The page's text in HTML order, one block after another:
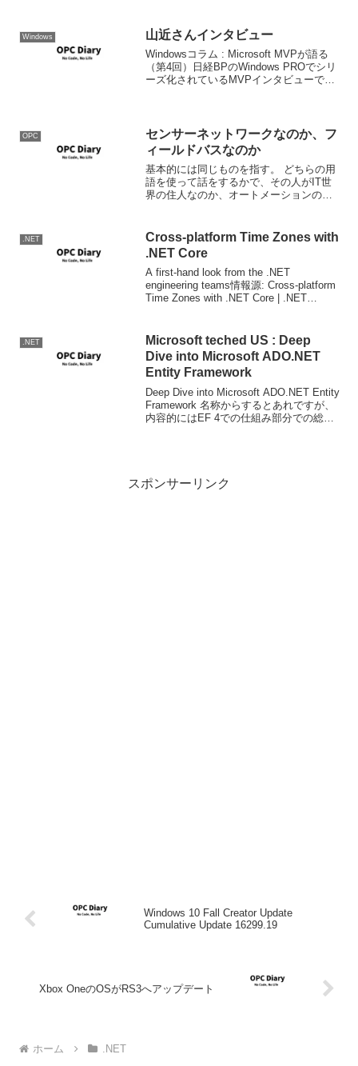
Windows 山近さんインタビュー
Windowsコラム : Microsoft MVPが語る
（第4回）日経BPのWindows PROでシリ
ーズ化されているMVPインタビューで今
OPC
センサーネットワークなのか、フ
ィールドバスなのか
基本的には同じものを指す。 どちらの用
語を使って話をするかで、その人がIT世
界の住人なのか、オートメーションの世
く聞くようになってきた。このままなら
僕らの仕事がITにそ...
.NET
Cross-platform Time Zones with
.NET Core
A first-hand look from the .NET
engineering teams情報源: Cross-platform
Time Zones with .NET Core | .NET
.NET
Microsoft teched US : Deep
Dive into Microsoft ADO.NET
Entity Framework
Deep Dive into Microsoft ADO.NET Entity
Framework 名称からするとあれですが、
内容的にはEF 4での仕組み部分での総括
スポンサーリンク
Windows 10 Fall Creator Update
Cumulative Update 16299.19
Xbox OneのOSがRS3へアップデート
ホーム .NET